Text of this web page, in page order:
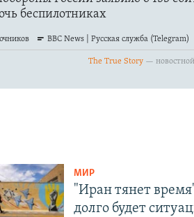
МИР
"Иран тянет
долго будет